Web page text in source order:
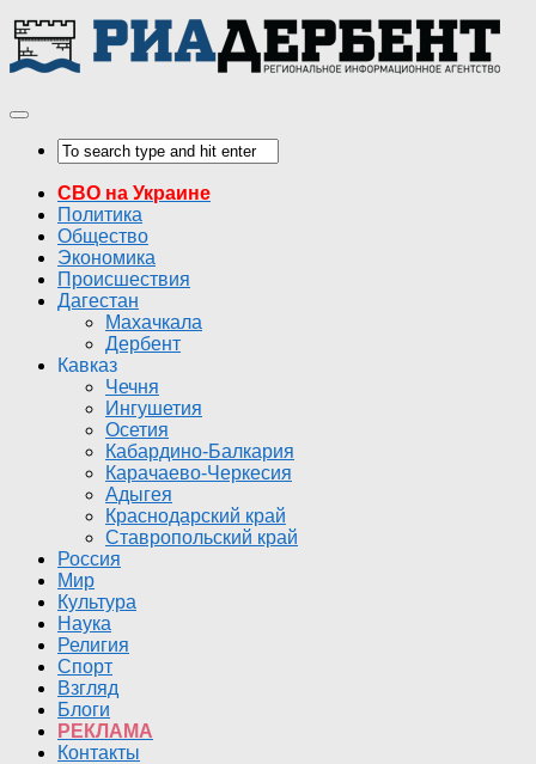
СВО на Украине
Политика
Общество
Экономика
Происшествия
Дагестан
Махачкала
Дербент
Кавказ
Чечня
Ингушетия
Осетия
Кабардино-Балкария
Карачаево-Черкесия
Адыгея
Краснодарский край
Ставропольский край
Россия
Мир
Культура
Наука
Религия
Спорт
Взгляд
Блоги
РЕКЛАМА
Контакты